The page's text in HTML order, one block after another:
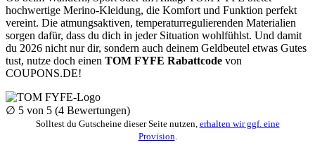
hochwertige Merino-Kleidung, die Komfort und Funktion perfekt
vereint. Die atmungsaktiven, temperaturregulierenden Materialien
sorgen dafür, dass du dich in jeder Situation wohlfühlst. Und damit
du 2026 nicht nur dir, sondern auch deinem Geldbeutel etwas Gutes
tust, nutze doch einen TOM FYFE Rabattcode von
COUPONS.DE!
∅ 5 von 5 (4 Bewertungen)
Solltest du Gutscheine dieser Seite nutzen, erhalten wir ggf. eine
Provision